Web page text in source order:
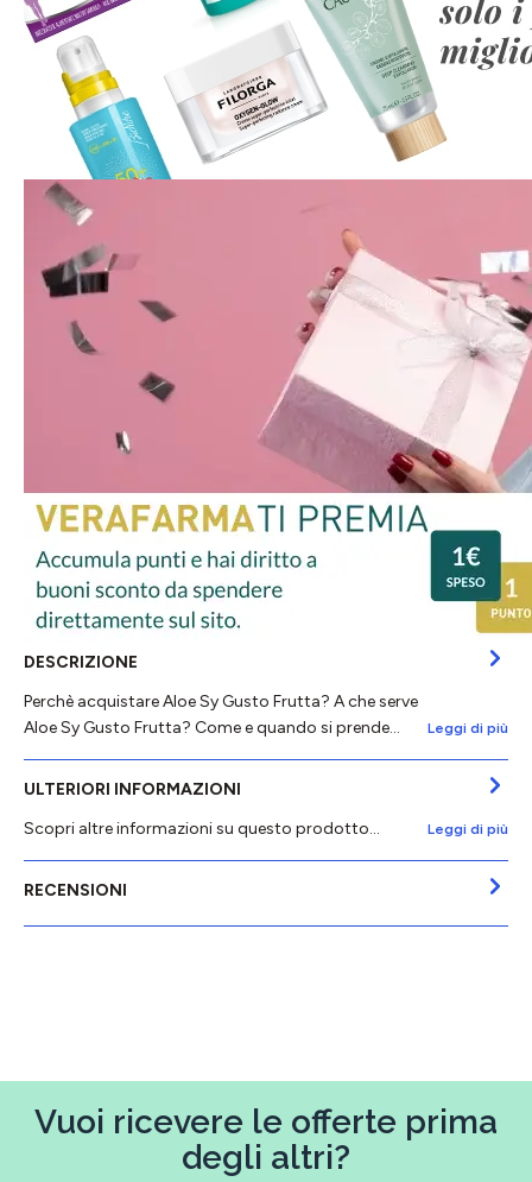
DESCRIZIONE
Perchè acquistare Aloe Sy Gusto Frutta? A che serve
Aloe Sy Gusto Frutta? Come e quando si prende…
Leggi di più
ULTERIORI INFORMAZIONI
Scopri altre informazioni su questo prodotto...
Leggi di più
RECENSIONI
Vuoi ricevere le offerte prima
degli altri?